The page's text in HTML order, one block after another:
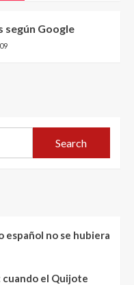
según Google
Search
español no se hubiera
cuando el Quijote